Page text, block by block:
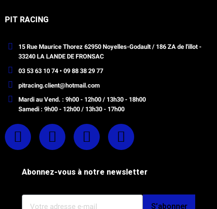
PIT RACING
15 Rue Maurice Thorez 62950 Noyelles-Godault / 186 ZA de l'illot -
33240 LA LANDE DE FRONSAC
03 53 63 10 74 • 09 88 38 29 77
pitracing.client@hotmail.com
Mardi au Vend. : 9h00 - 12h00 / 13h30 - 18h00
Samedi : 9h00 - 12h00 / 13h30 - 17h00
Abonnez-vous à notre newsletter
S’abonner